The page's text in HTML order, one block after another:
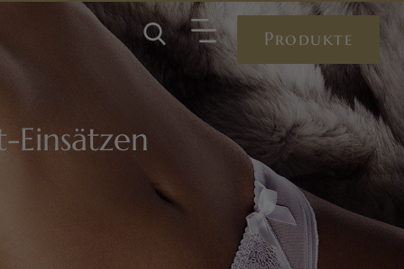
Produkte
Einsätzen